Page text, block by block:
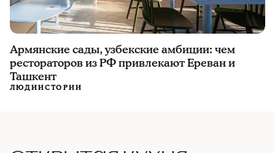
Армянские сады, узбекские амбиции: чем
рестораторов из РФ привлекают Ереван и
Ташкент
ЛЮДИИСТОРИИ